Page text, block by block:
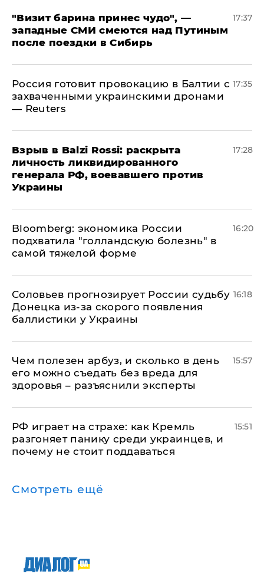
"Визит барина принес чудо", —
западные СМИ смеются над Путиным
после поездки в Сибирь
17:37
​Россия готовит провокацию в Балтии с
захваченными украинскими дронами
— Reuters
17:35
​Взрыв в Balzi Rossi: раскрыта
личность ликвидированного
генерала РФ, воевавшего против
Украины
17:28
Bloomberg: экономика России
подхватила "голландскую болезнь" в
самой тяжелой форме
16:20
Соловьев прогнозирует России судьбу
Донецка из-за скорого появления
баллистики у Украины
16:18
Чем полезен арбуз, и сколько в день
его можно съедать без вреда для
здоровья – разъяснили эксперты
15:57
РФ играет на страхе: как Кремль
разгоняет панику среди украинцев, и
почему не стоит поддаваться
15:51
Смотреть ещё